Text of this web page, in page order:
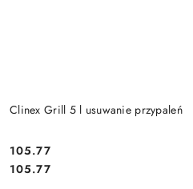
Clinex Grill 5 l usuwanie przypaleń
Cena:
105.77
Cena:
105.77